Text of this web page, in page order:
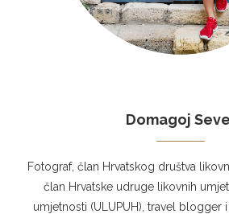
Domagoj
Fotograf, član Hrvatskog društva
član Hrvatske udruge likovnih
umjetnosti (ULUPUH), travel blogger